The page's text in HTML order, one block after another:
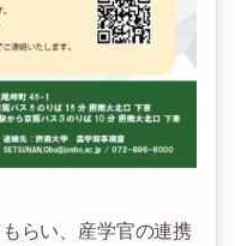
らい、産学官の連携